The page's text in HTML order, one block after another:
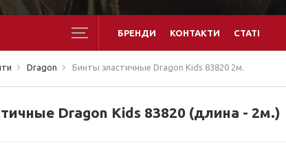
БРЕНДИ КОНТАКТИ СТАТІ
Dragon Бинты эластичные Dragon Kids 83820 2м.
Dragon Kids 83820 (длина - 2м.)